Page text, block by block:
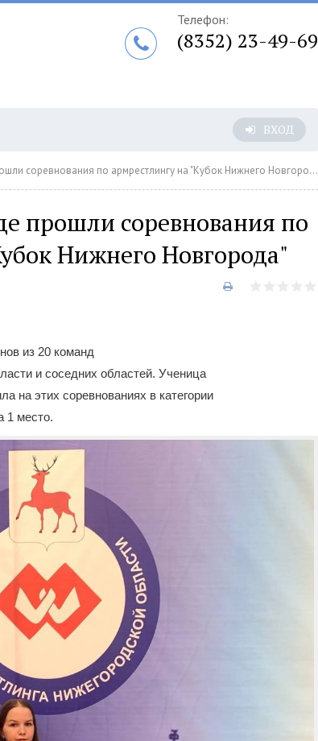
Телефон:
(8352) 23-49-69
ВХОД
соревнования по армрестлингу на "Кубок Нижнего Новгорода"
прошли соревнования по
Нижнего Новгорода"
из 20 команд
и соседних областей. Ученица
на этих соревнованиях в категории
1 место.